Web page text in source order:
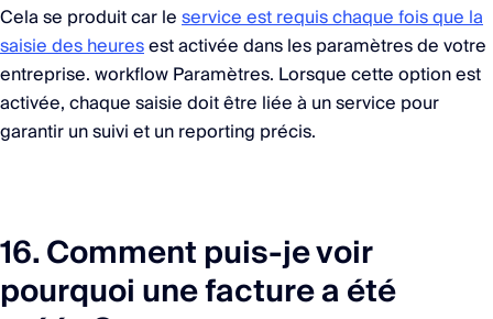
Cela se produit car leservice est requis chaque fois que la
saisie des heuresest activée dans les paramètres de votre
entreprise. workflow Paramètres. Lorsque cette option est
activée, chaque saisie doit être liée à un service pour
garantir un suivi et un reporting précis.
16. Comment puis-je voir
pourquoi une facture a été